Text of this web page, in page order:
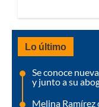
Lo último
Se conoce
y junto a su
Melina Ramírez